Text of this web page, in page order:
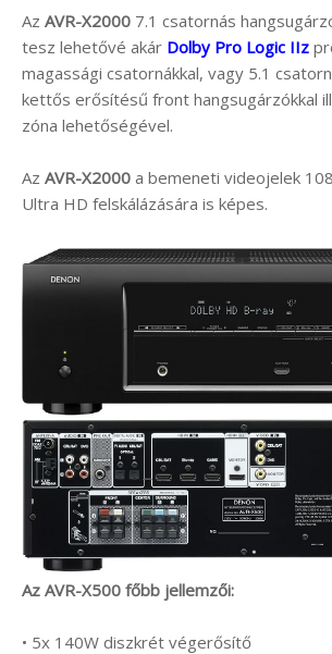
Az AVR-X2000 7.1 csatornás
tesz lehetővé akár Dolby Pro Logic IIz
magassági csatornákkal, vagy 5.1
kettős erősítésű front hangsugárzókkal
zóna lehetőségével.
Az AVR-X2000 a bemeneti videojelek
Ultra HD felskálázására is képes.
Az AVR-X500 főbb jellemzői:
• 5x 140W diszkrét végerősítő